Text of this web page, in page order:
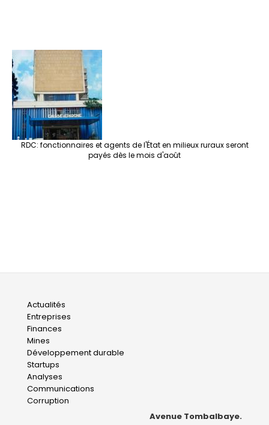
RDC: fonctionnaires et agents de l'État en milieux ruraux seront
payés dès le mois d'août
Main
navigation
Actualités
Entreprises
Finances
Mines
Développement durable
Startups
Analyses
Communications
Corruption
Avenue Tombalbaye.